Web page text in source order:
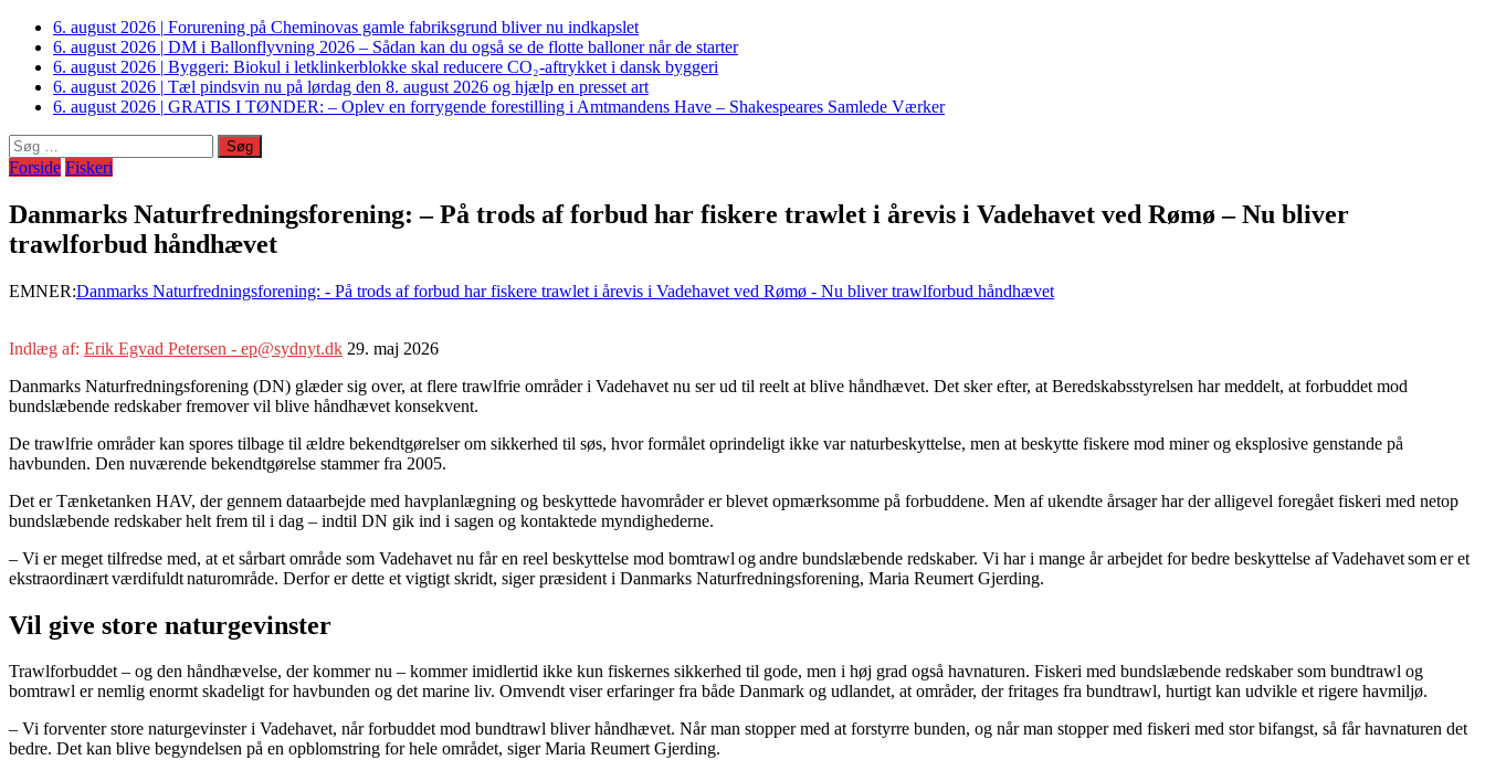
6. august 2026 | Forurening på Cheminovas gamle fabriksgrund bliver nu indkapslet
6. august 2026 | DM i Ballonflyvning 2026 – Sådan kan du også se de flotte balloner når de starter
6. august 2026 | Byggeri: Biokul i letklinkerblokke skal reducere CO₂-aftrykket i dansk byggeri
6. august 2026 | Tæl pindsvin nu på lørdag den 8. august 2026 og hjælp en presset art
6. august 2026 | GRATIS I TØNDER: – Oplev en forrygende forestilling i Amtmandens Have – Shakespeares Samlede Værker
Søg
efter:
Forside Fiskeri
Danmarks Naturfredningsforening: – På trods af forbud har fiskere trawlet i årevis i Vadehavet ved Rømø – Nu bliver
trawlforbud håndhævet
EMNER:Danmarks Naturfredningsforening: - På trods af forbud har fiskere trawlet i årevis i Vadehavet ved Rømø - Nu bliver trawlforbud håndhævet
Indlæg af: Erik Egvad Petersen - ep@sydnyt.dk 29. maj 2026
Danmarks Naturfredningsforening (DN) glæder sig over, at flere trawlfrie områder i Vadehavet nu ser ud til reelt at blive håndhævet. Det sker efter, at Beredskabsstyrelsen har meddelt, at forbuddet mod
bundslæbende redskaber fremover vil blive håndhævet konsekvent.
De trawlfrie områder kan spores tilbage til ældre bekendtgørelser om sikkerhed til søs, hvor formålet oprindeligt ikke var naturbeskyttelse, men at beskytte fiskere mod miner og eksplosive genstande på
havbunden. Den nuværende bekendtgørelse stammer fra 2005.
Det er Tænketanken HAV, der gennem dataarbejde med havplanlægning og beskyttede havområder er blevet opmærksomme på forbuddene. Men af ukendte årsager har der alligevel foregået fiskeri med netop
bundslæbende redskaber helt frem til i dag – indtil DN gik ind i sagen og kontaktede myndighederne.
– Vi er meget tilfredse med, at et sårbart område som Vadehavet nu får en reel beskyttelse mod bomtrawl og andre bundslæbende redskaber. Vi har i mange år arbejdet for bedre beskyttelse af Vadehavet som er et
ekstraordinært værdifuldt naturområde. Derfor er dette et vigtigt skridt, siger præsident i Danmarks Naturfredningsforening, Maria Reumert Gjerding.
Vil give store naturgevinster
Trawlforbuddet – og den håndhævelse, der kommer nu – kommer imidlertid ikke kun fiskernes sikkerhed til gode, men i høj grad også havnaturen. Fiskeri med bundslæbende redskaber som bundtrawl og
bomtrawl er nemlig enormt skadeligt for havbunden og det marine liv. Omvendt viser erfaringer fra både Danmark og udlandet, at områder, der fritages fra bundtrawl, hurtigt kan udvikle et rigere havmiljø.
– Vi forventer store naturgevinster i Vadehavet, når forbuddet mod bundtrawl bliver håndhævet. Når man stopper med at forstyrre bunden, og når man stopper med fiskeri med stor bifangst, så får havnaturen det
bedre. Det kan blive begyndelsen på en opblomstring for hele området, siger Maria Reumert Gjerding.